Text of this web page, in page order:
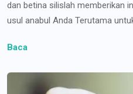
dan betina silislah memberikan
usul anabul Anda Terutama
Baca